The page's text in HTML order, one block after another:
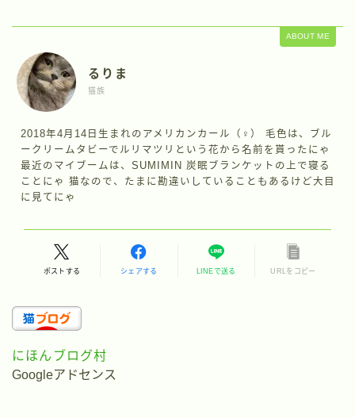
ABOUT ME
るりま
猫族
2018年4月14日生まれのアメリカンカール（♀） 毛色は、ブル
ークリームタビーでルリマツリという花から名前を貰ったにゃ
最近のマイブームは、SUMIMIN 炭眠ブランケットの上で寝る
ことにゃ 猫なので、たまに勘違いしていることもあるけど大目
に見てにゃ
ポストする シェアする LINEで送る URLをコピー
にほんブログ村
Googleアドセンス